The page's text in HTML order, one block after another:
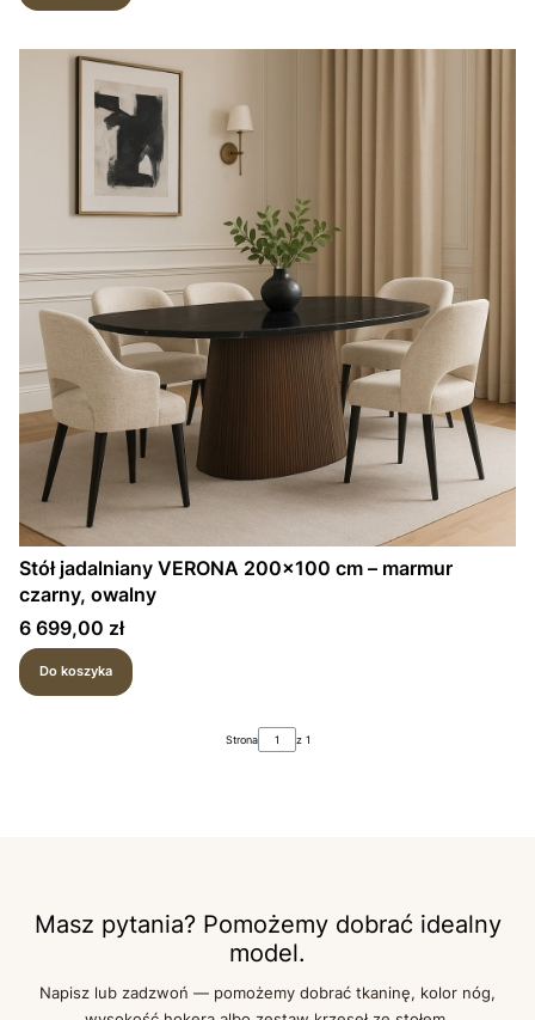
Stół jadalniany VERONA 200×100 cm – marmur
czarny, owalny
Cena
6 699,00 zł
Do koszyka
Strona z 1
Masz pytania? Pomożemy dobrać idealny
model.
Napisz lub zadzwoń — pomożemy dobrać tkaninę, kolor nóg,